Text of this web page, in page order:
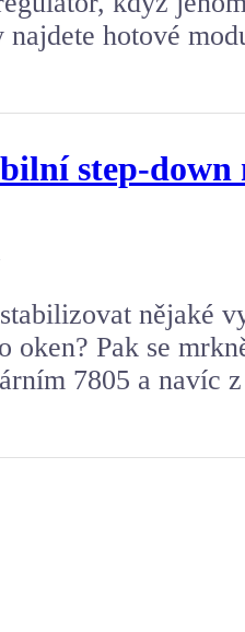
najdete hotové
step-down
nějaké
oken? Pak se
7805 a navíc